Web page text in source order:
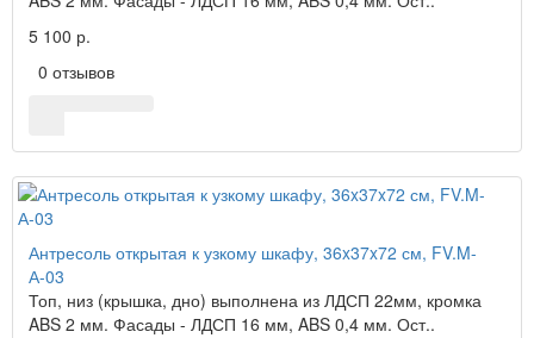
5 100 р.
0 отзывов
Антресоль открытая к узкому шкафу, 36x37x72 см, FV.M-
А-03
Топ, низ (крышка, дно) выполнена из ЛДСП 22мм, кромка
ABS 2 мм. Фасады - ЛДСП 16 мм, ABS 0,4 мм. Ост..